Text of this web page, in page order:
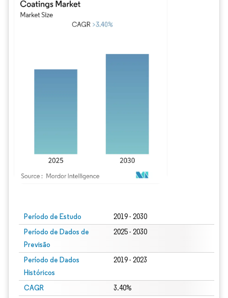
Período de Estudo 2019 - 2030
Período de Dados de
Previsão
2025 - 2030
Período de Dados
Históricos
2019 - 2023
CAGR 3.40%